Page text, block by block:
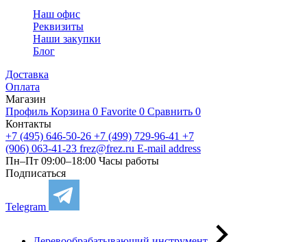
Наш офис
Реквизиты
Наши закупки
Блог
Доставка
Оплата
Магазин
Профиль Корзина 0 Favorite 0 Сравнить 0
Контакты
+7 (495) 646-50-26 +7 (499) 729-96-41 +7
(906) 063-41-23 frez@frez.ru E-mail address
Пн–Пт 09:00–18:00 Часы работы
Подписаться
Telegram